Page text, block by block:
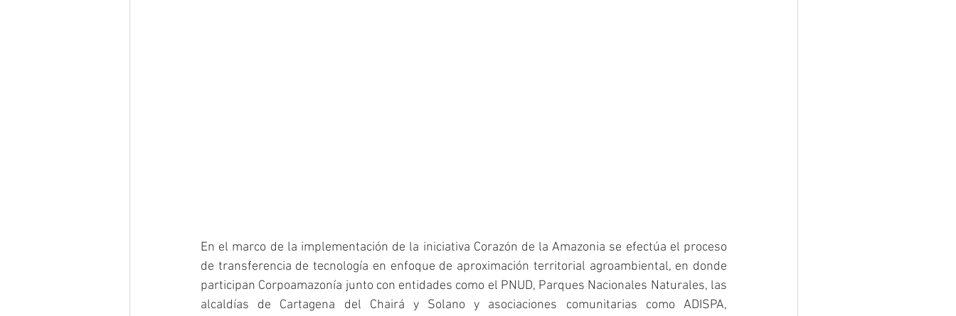
En el marco de la implementación de la iniciativa Corazón de la Amazonia se efectúa el proceso
de transferencia de tecnología en enfoque de aproximación territorial agroambiental, en donde
participan Corpoamazonía junto con entidades como el PNUD, Parques Nacionales Naturales, las
alcaldías de Cartagena del Chairá y Solano y asociaciones comunitarias como ADISPA,